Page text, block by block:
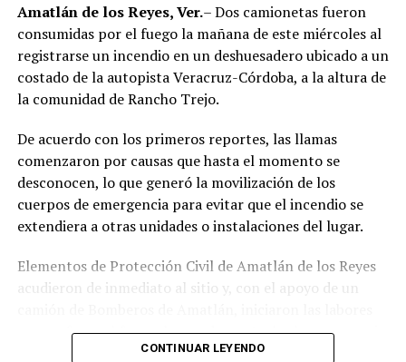
La sentencia representa uno de los primeros fallos
derivados de aquel operativo y confirma la
responsabilidad penal de los exuniformados por delitos
relacionados con la posesión de droga y el
públicos.
Amatlán de los Reyes, Ver.– Dos camionetas fueron
consumidas por el fuego la mañana de este miércoles al
registrarse un incendio en un deshuesadero ubicado a un
costado de la autopista Veracruz-Córdoba, a la altura de
la comunidad de Rancho Trejo.
De acuerdo con los primeros reportes, las llamas
comenzaron por causas que hasta el momento se
desconocen, lo que generó la movilización de los
cuerpos de emergencia para evitar que el incendio se
extendiera a otras unidades o instalaciones del lugar.
Elementos de Protección Civil de Amatlán de los Reyes
acudieron de inmediato al sitio y, con el apoyo de un
para sofocar el fuego, logrando controlar la emergencia
tras varios minutos de trabajo.
CONTINUAR LEYENDO